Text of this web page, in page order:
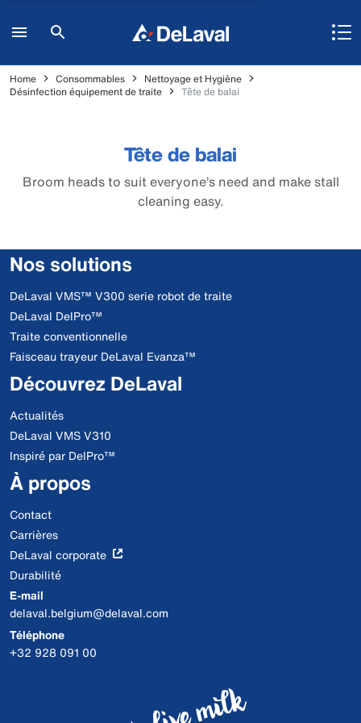
Home Consommables
Nettoyage et Hygiène
Désinfection équipement de traite
Tête de balai
Tête de balai
Broom heads to suit everyone’s need and make stall
cleaning easy.
Nos solutions
DeLaval VMS™ V300 serie robot de traite
DeLaval DelPro™
Traite conventionnelle
Faisceau trayeur DeLaval Evanza™
Découvrez DeLaval
Actualités
DeLaval VMS V310
Inspiré par DelPro™
À propos
Contact
Carrières
DeLaval corporate
Durabilité
E-mail
delaval.belgium@delaval.com
Téléphone
+32 928 091 00